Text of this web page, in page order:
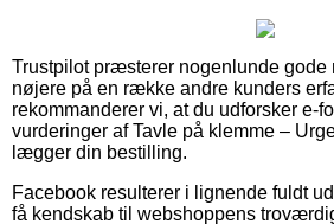
Trustpilot præsterer nogenlunde gode
nøjere på en række andre kunders
rekommanderer vi, at du udforsker e-
vurderinger af Tavle på klemme –
lægger din bestilling.
Facebook resulterer i lignende fuldt
få kendskab til webshoppens